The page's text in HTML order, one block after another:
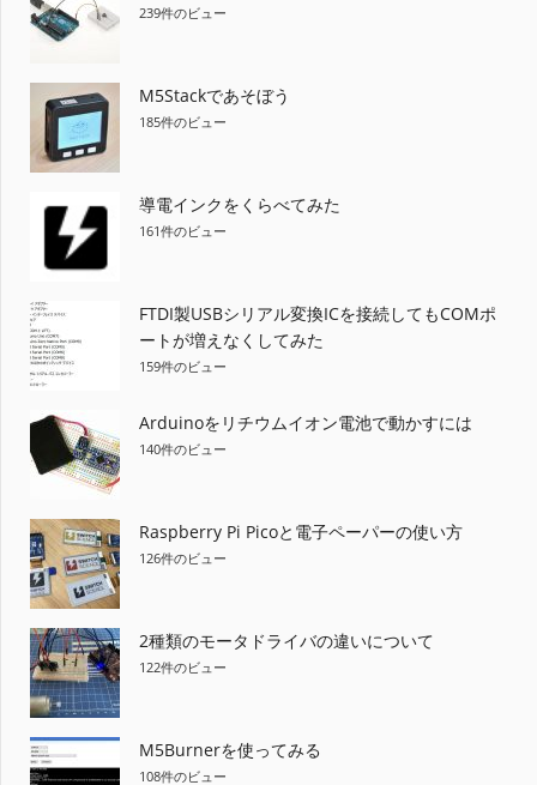
239件のビュー
M5Stackであそぼう
185件のビュー
導電インクをくらべてみた
161件のビュー
FTDI製USBシリアル変換ICを接続してもCOMポ
ートが増えなくしてみた
159件のビュー
Arduinoをリチウムイオン電池で動かすには
140件のビュー
Raspberry Pi Picoと電子ペーパーの使い方
126件のビュー
2種類のモータドライバの違いについて
122件のビュー
M5Burnerを使ってみる
108件のビュー